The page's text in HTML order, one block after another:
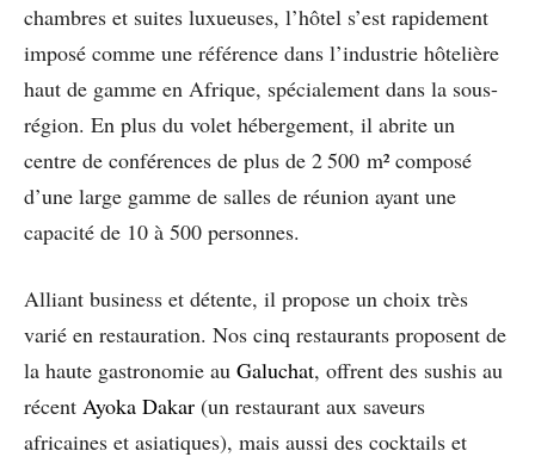
chambres et suites luxueuses, l’hôtel s’est rapidement
imposé comme une référence dans l’industrie hôtelière
haut de gamme en Afrique, spécialement dans la sous-
région. En plus du volet hébergement, il abrite un
centre de conférences de plus de 2 500 m² composé
d’une large gamme de salles de réunion ayant une
capacité de 10 à 500 personnes.
Alliant business et détente, il propose un choix très
varié en restauration. Nos cinq restaurants proposent de
la haute gastronomie au Galuchat, offrent des sushis au
récent Ayoka Dakar (un restaurant aux saveurs
africaines et asiatiques), mais aussi des cocktails et